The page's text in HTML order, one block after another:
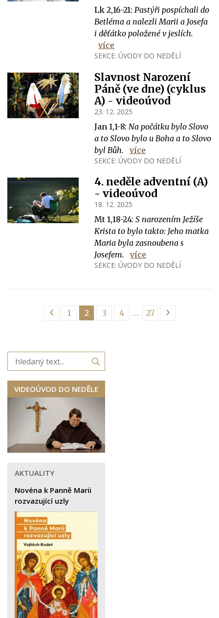
Lk 2,16-21: Pastýři pospíchali do
Betléma a nalezli Marii a Josefa
i děťátko položené v jeslích.
více
SEKCE:ÚVODY DO NEDĚLÍ
Slavnost Narození
Páně (ve dne) (cyklus
A) - videoúvod
23. 12. 2025
Jan 1,1-8: Na počátku bylo Slovo
a to Slovo bylo u Boha a to Slovo
byl Bůh.
více
SEKCE:ÚVODY DO NEDĚLÍ
4. neděle adventní (A)
- videoúvod
18. 12. 2025
Mt 1,18-24:S narozením Ježíše
Krista to bylo takto: Jeho matka
Maria byla zasnoubena s
Josefem.
více
SEKCE:ÚVODY DO NEDĚLÍ
1 2 3 4 … 27
VIDEOÚVOD DO NEDĚLE
AKTUALITY
Novéna k Panně Marii
rozvazující uzly